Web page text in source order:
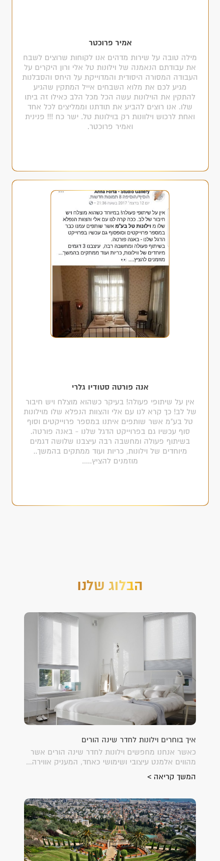
אמיר פרוכטר
מילה טובה על שירות מדהים אנו לקוחות שרוצים לשבח
את עבודתם הנאמנה של וילונות טל אלי ורון היקרים על
העבודה המסורה היסודית והמדוייקת על היחס והסבלנות
מגיע לכם את מלוא השבחים אייל המתקין שהגיע
להתקין את הוילונות עשה הכל מכל הלב כאילו זה ביתו
שלו. אנו רוצים להביע את תודתנו וממליצים לכל אחד
ואחת לרכוש וילוונות רק בוילונות טל. ישר כח !!! פנינית
ואמיר פרוכטר.
אנה פורטה סטודיו גלרי
אין על שיתופי פעולה! בעיקר כשהוא מוצלח ויש חיבור
של לב! כך קרא לנו עם אלי והצוות הנפלא שלו מוילונות
טל בע"מ אשר שותפים איתנו במספר פרוייקטים וסוף
סוף עכשיו גם בפרוייקט הדגל שלנו - באנה פורטה.
בשיתוף פעולה ומחשבה רבה עיצבנו שלושה דגמים
מיוחדים של וילונות, כריות ועוד ממתקים בהמשך..
מוזמנים להציץ.....
הבלוג שלנו
איך בוחרים וילונות לחדר שינה הורים
כאשר אנחנו מחפשים וילונות לחדר שינה הורים אשר
מהווים אלמנט עיצובי ושימושי כאחד, המעניק אווירה...
המשך קריאה >